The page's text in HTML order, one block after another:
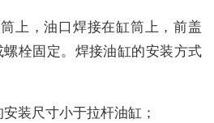
上，油口焊接在缸筒上，前盖
栓固定。焊接油缸的安装方式
装尺寸小于拉杆油缸；